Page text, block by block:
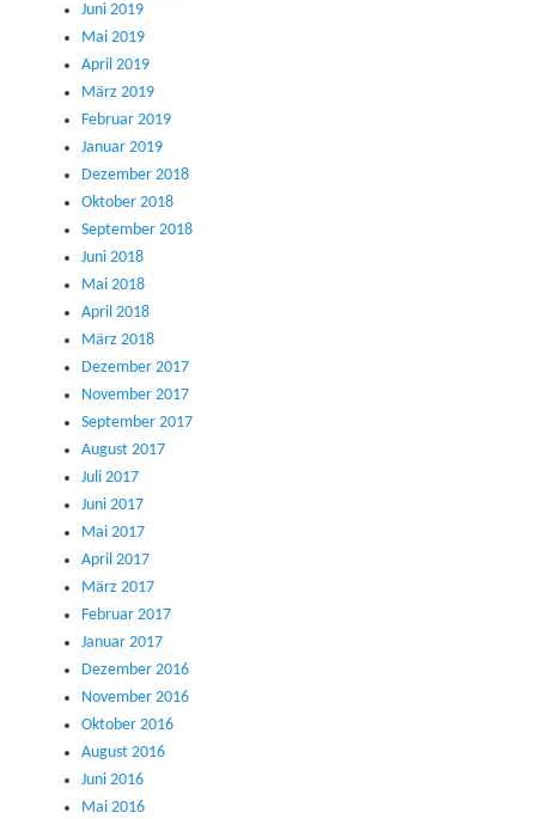
Juni 2019
Mai 2019
April 2019
März 2019
Februar 2019
Januar 2019
Dezember 2018
Oktober 2018
September 2018
Juni 2018
Mai 2018
April 2018
März 2018
Dezember 2017
November 2017
September 2017
August 2017
Juli 2017
Juni 2017
Mai 2017
April 2017
März 2017
Februar 2017
Januar 2017
Dezember 2016
November 2016
Oktober 2016
August 2016
Juni 2016
Mai 2016